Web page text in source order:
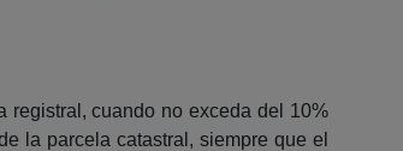
registral, cuando no exceda del 10%
la parcela catastral, siempre que el